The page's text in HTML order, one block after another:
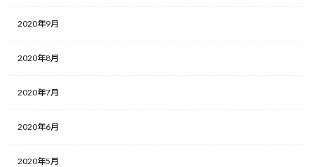
2020年9月
2020年8月
2020年7月
2020年6月
2020年5月